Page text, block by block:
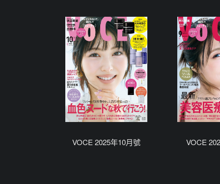
VOCE 2025年10月號 VOCE